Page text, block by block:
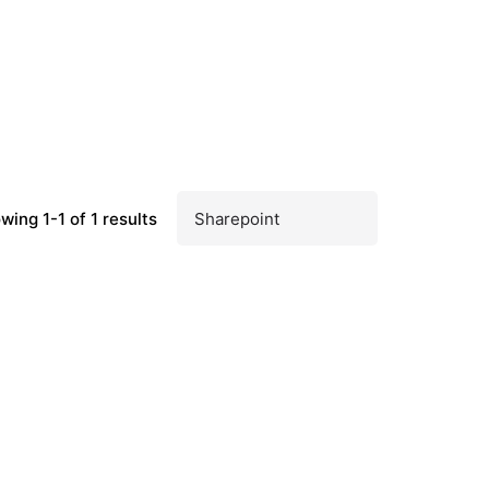
1-1 of 1 results